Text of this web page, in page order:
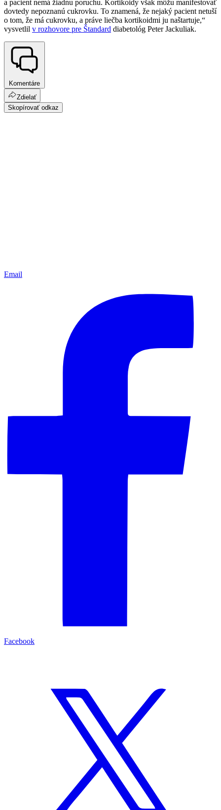
a pacient nemá žiadnu poruchu. Kortikoidy však môžu manifestovať
dovtedy nepoznanú cukrovku. To znamená, že nejaký pacient netuší
o tom, že má cukrovku, a práve liečba kortikoidmi ju naštartuje,“
vysvetlil v rozhovore pre Štandard diabetológ Peter Jackuliak.
Komentáre
Zdielať
Skopírovať odkaz
Email
Facebook